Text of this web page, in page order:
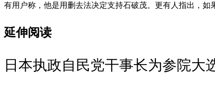
有用户称，他是用删去法决定支持石破茂。更有人指出，如
延伸阅读
日本执政自民党干事长为参院大